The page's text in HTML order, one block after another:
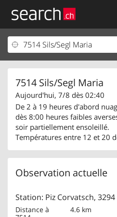
7514 Sils/Segl Maria
Aujourd'hui, 7/8 dès 02:40
De 2 à 19 heures d'abord
dès 8:00 heures faibles
soir partiellement ensoleillé.
Températures entre 12 et 20
Observation actuelle
Station: Piz Corvatsch,
Distance à
4.6 km
Votre inscription
Centre clients
Mentions Légales